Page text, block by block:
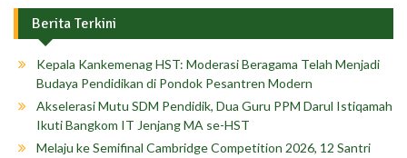
Berita Terkini
Kepala Kankemenag HST: Moderasi Beragama Telah Menjadi
Budaya Pendidikan di Pondok Pesantren Modern
Akselerasi Mutu SDM Pendidik, Dua Guru PPM Darul Istiqamah
Ikuti Bangkom IT Jenjang MA se-HST
Melaju ke Semifinal Cambridge Competition 2026, 12 Santri